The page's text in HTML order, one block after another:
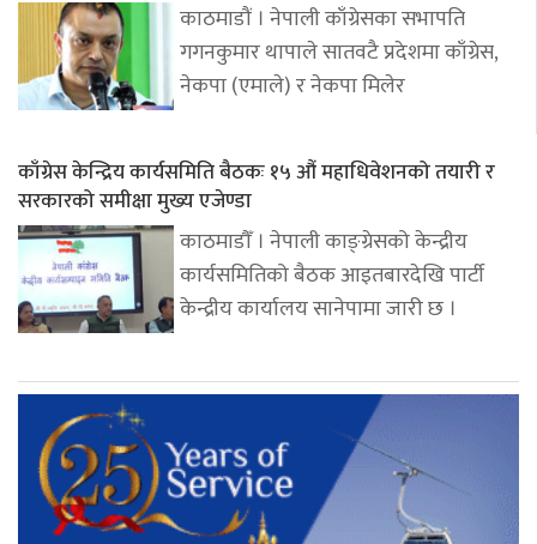
काठमाडौं । नेपाली काँग्रेसका सभापति
गगनकुमार थापाले सातवटै प्रदेशमा काँग्रेस,
नेकपा (एमाले) र नेकपा मिलेर
काँग्रेस केन्द्रिय कार्यसमिति बैठकः १५ औं महाधिवेशनको तयारी र
सरकारको समीक्षा मुख्य एजेण्डा
काठमाडौँ । नेपाली काङ्ग्रेसको केन्द्रीय
कार्यसमितिको बैठक आइतबारदेखि पार्टी
केन्द्रीय कार्यालय सानेपामा जारी छ ।